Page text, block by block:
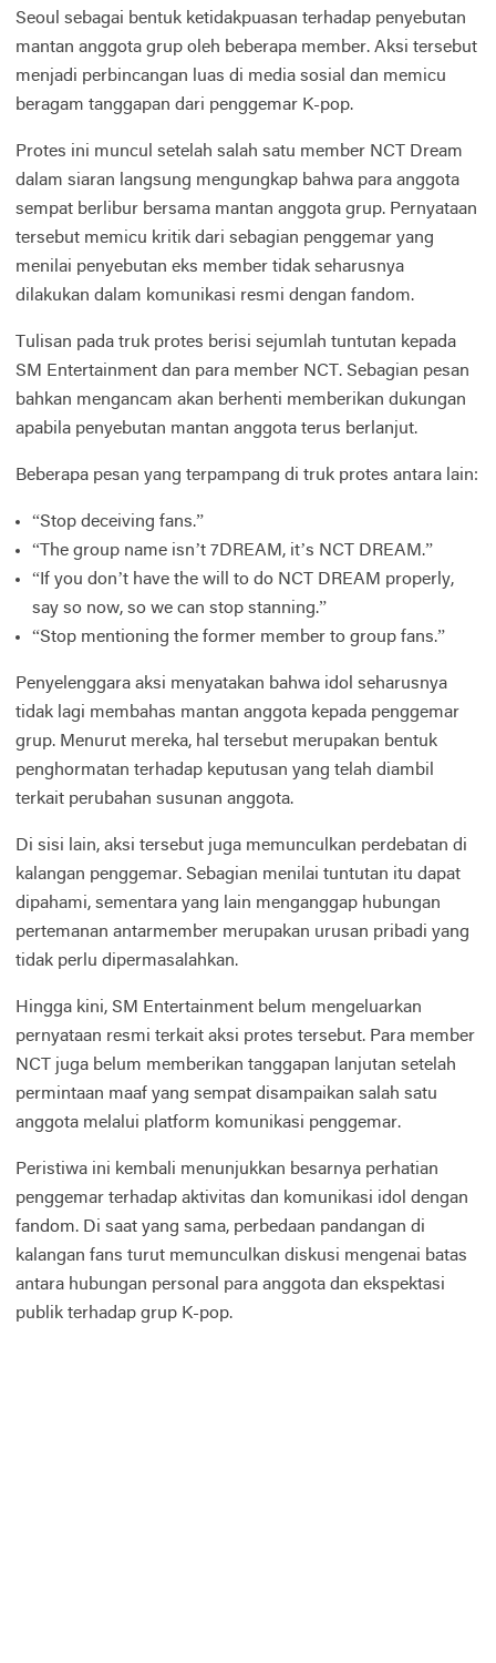
Seoul sebagai bentuk ketidakpuasan terhadap penyebutan
mantan anggota grup oleh beberapa member. Aksi tersebut
menjadi perbincangan luas di media sosial dan memicu
beragam tanggapan dari penggemar K-pop.
Protes ini muncul setelah salah satu member NCT Dream
dalam siaran langsung mengungkap bahwa para anggota
sempat berlibur bersama mantan anggota grup. Pernyataan
tersebut memicu kritik dari sebagian penggemar yang
menilai penyebutan eks member tidak seharusnya
dilakukan dalam komunikasi resmi dengan fandom.
Tulisan pada truk protes berisi sejumlah tuntutan kepada
SM Entertainment dan para member NCT. Sebagian pesan
bahkan mengancam akan berhenti memberikan dukungan
apabila penyebutan mantan anggota terus berlanjut.
Beberapa pesan yang terpampang di truk protes antara lain:
“Stop deceiving fans.”
“The group name isn’t 7DREAM, it’s NCT DREAM.”
“If you don’t have the will to do NCT DREAM properly,
say so now, so we can stop stanning.”
“Stop mentioning the former member to group fans.”
Penyelenggara aksi menyatakan bahwa idol seharusnya
tidak lagi membahas mantan anggota kepada penggemar
grup. Menurut mereka, hal tersebut merupakan bentuk
penghormatan terhadap keputusan yang telah diambil
terkait perubahan susunan anggota.
Di sisi lain, aksi tersebut juga memunculkan perdebatan di
kalangan penggemar. Sebagian menilai tuntutan itu dapat
dipahami, sementara yang lain menganggap hubungan
pertemanan antarmember merupakan urusan pribadi yang
tidak perlu dipermasalahkan.
Hingga kini, SM Entertainment belum mengeluarkan
pernyataan resmi terkait aksi protes tersebut. Para member
NCT juga belum memberikan tanggapan lanjutan setelah
permintaan maaf yang sempat disampaikan salah satu
anggota melalui platform komunikasi penggemar.
Peristiwa ini kembali menunjukkan besarnya perhatian
penggemar terhadap aktivitas dan komunikasi idol dengan
fandom. Di saat yang sama, perbedaan pandangan di
kalangan fans turut memunculkan diskusi mengenai batas
antara hubungan personal para anggota dan ekspektasi
publik terhadap grup K-pop.